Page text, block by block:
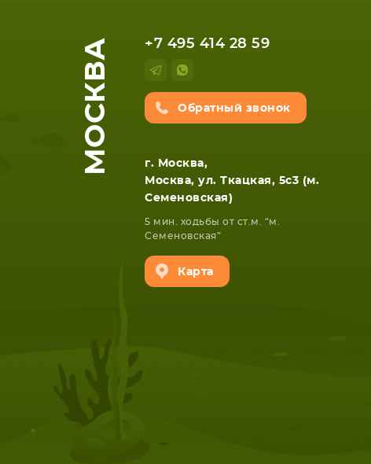
МОСКВА +7 495 414 28 59
Обратный звонок
г. Москва,
Москва, ул. Ткацкая, 5с3 (м.
Семеновская)
5 мин. ходьбы от ст.м. “м.
Семеновская”
Карта